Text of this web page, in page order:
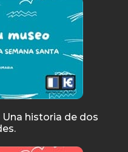
Una historia de dos